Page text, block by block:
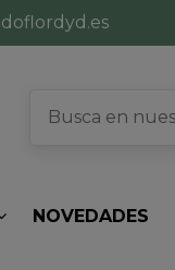
NOVEDADES